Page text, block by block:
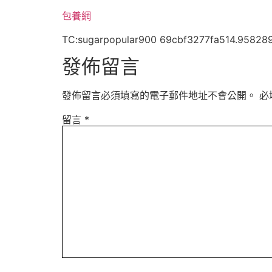
包養網
TC:sugarpopular900
發佈留言
發佈留言必須填寫的電子郵件地址不會公開。 必
留言 *